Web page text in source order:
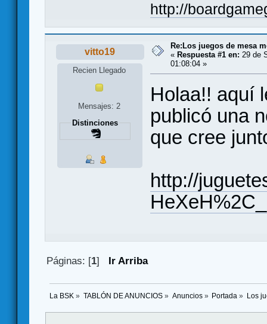
http://
vitto19
Recien Llegado
Mensajes: 2
Distinciones
Re:Los juegos de mesa
« Respuesta #1 en: 29 de
01:08:04 »
Holaa!! aquí
publicó una
que cree
http://
Páginas: [1] Ir Arriba
La BSK » TABLÓN DE ANUNCIOS» Anuncios» Portada » Los